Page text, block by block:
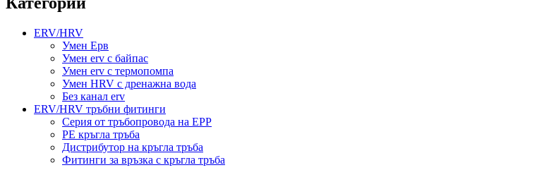
ERV/HRV
Умен Ерв
Умен erv с байпас
Умен erv с термопомпа
Умен HRV с дренажна вода
Без канал erv
ERV/HRV тръбни фитинги
Серия от тръбопровода на EPP
PE кръгла тръба
Дистрибутор на кръгла тръба
Фитинги за връзка с кръгла тръба